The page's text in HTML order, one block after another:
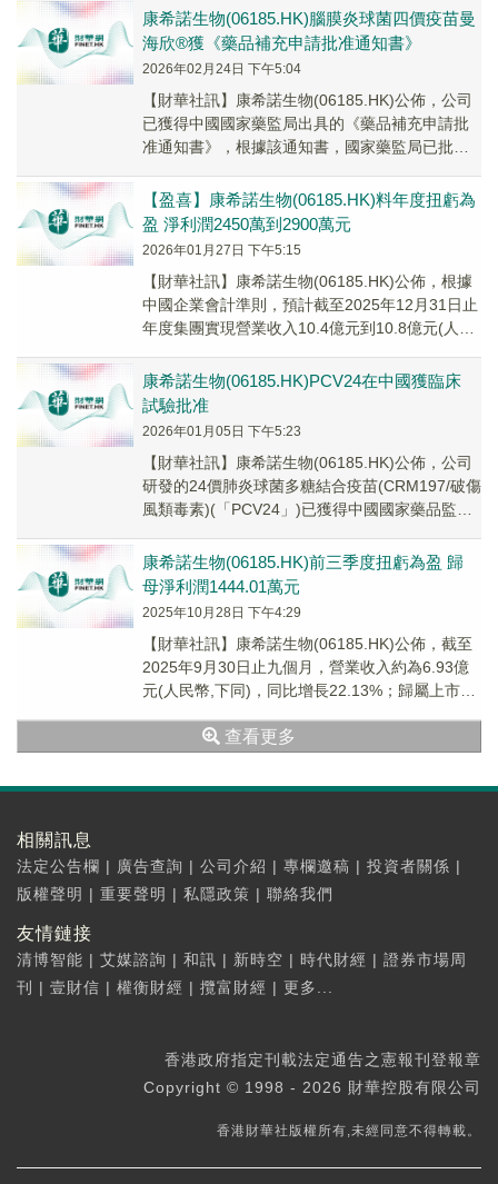
康希諾生物(06185.HK)腦膜炎球菌四價疫苗曼
海欣®獲《藥品補充申請批准通知書》
2026年02月24日 下午5:04
​【財華社訊】康希諾生物(06185.HK)公佈，公司
已獲得中國國家藥監局出具的《藥品補充申請批
准通知書》，根據該通知書，國家藥監局已批准
【盈喜】康希諾生物(06185.HK)料年度扭虧為
盈 淨利潤2450萬到2900萬元
2026年01月27日 下午5:15
【財華社訊】康希諾生物(06185.HK)公佈，根據
中國企業會計準則，預計截至2025年12月31日止
年度集團實現營業收入10.4億元到10.8億元(人民
康希諾生物(06185.HK)PCV24在中國獲臨床
試驗批准
2026年01月05日 下午5:23
【財華社訊】康希諾生物(06185.HK)公佈，公司
研發的24價肺炎球菌多糖結合疫苗(CRM197/破傷
風類毒素)(「PCV24」)已獲得中國國家藥品監督
康希諾生物(06185.HK)前三季度扭虧為盈 歸
母淨利潤1444.01萬元
2025年10月28日 下午4:29
【財華社訊】康希諾生物(06185.HK)公佈，截至
2025年9月30日止九個月，營業收入約為6.93億
元(人民幣,下同)，同比增長22.13%；歸屬上市公
查看更多
相關訊息
法定公告欄 | 廣告查詢 | 公司介紹 | 專欄邀稿 | 投資者關係 |
版權聲明 | 重要聲明 | 私隱政策 | 聯絡我們
友情鏈接
清博智能 | 艾媒諮詢 | 和訊 | 新時空 | 時代財經 | 證券市場周
刊
| 壹財信 | 權衡財經 | 攬富財經 | 更多...
香港政府指定刊載法定通告之憲報刊登報章
Copyright © 1998 - 2026 財華控股有限公司
香港財華社版權所有,未經同意不得轉載。